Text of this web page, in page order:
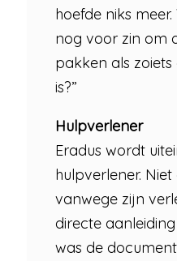
hoefde niks
nog voor zin om
pakken als
is?”
Hulpverlener
Eradus wordt
hulpverlener.
vanwege zijn
directe
was de